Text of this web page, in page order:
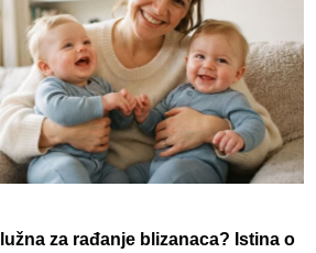
za rađanje blizanaca? Istina o